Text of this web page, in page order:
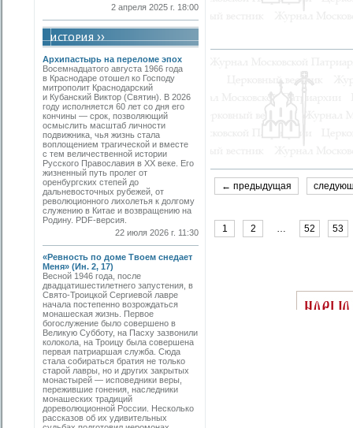
2 апреля 2025 г. 18:00
Архипастырь на переломе эпох
Восемнадцатого августа 1966 года
в Краснодаре отошел ко Господу
митрополит Краснодарский
и Кубанский Виктор (Святин). В 2026
году исполняется 60 лет со дня его
кончины — срок, позволяющий
осмыслить масштаб личности
подвижника, чья жизнь стала
воплощением трагической и вместе
с тем величественной истории
Русского Православия в XX веке. Его
жизненный путь пролег от
оренбургских степей до
дальневосточных рубежей, от
революционного лихолетья к долгому
служению в Китае и возвращению на
Родину. PDF-версия.
22 июля 2026 г. 11:30
«Ревность по доме Твоем снедает
Меня» (Ин. 2, 17)
Весной 1946 года, после
двадцатишестилетнего запустения, в
Свято-­Троицкой Сергиевой лавре
начала постепенно возрождаться
монашеская жизнь. Первое
богослужение было совершено в
Великую Субботу, на Пасху зазвонили
колокола, на Троицу была совершена
первая патриаршая служба. Сюда
стала собираться братия не только
старой лавры, но и других закрытых
монастырей — исповедники веры,
пережившие гонения, наследники
монашеских традиций
дореволюционной России. Несколько
рассказов об их удивительных
← предыдущая
1 2 … 52 53